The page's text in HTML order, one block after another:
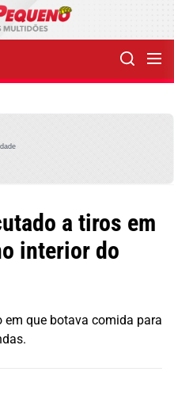
a tiros em
interior do
que botava comida para